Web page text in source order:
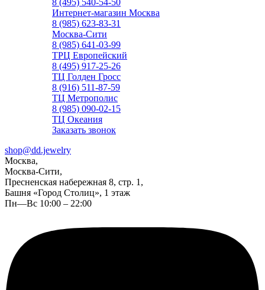
8 (495) 540-54-50
Интернет-магазин Москва
8 (985) 623-83-31
Москва-Сити
8 (985) 641-03-99
ТРЦ Европейский
8 (495) 917-25-26
ТЦ Голден Гросс
8 (916) 511-87-59
ТЦ Метрополис
8 (985) 090-02-15
ТЦ Океания
Заказать звонок
shop@dd.jewelry
Москва,
Москва-Сити,
Пресненская набережная 8, стр. 1,
Башня «Город Столиц», 1 этаж
Пн—Вс 10:00 – 22:00